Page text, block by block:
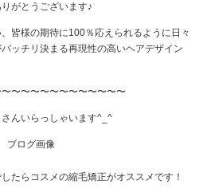
がとうございます♪
皆様の期待に100％応えられるように日々
ッチリ決まる再現性の高いヘアデザイン
〜〜〜〜〜〜〜〜〜〜〜〜
んいらっしゃいます^_^
たらコスメの縮毛矯正がオススメです！